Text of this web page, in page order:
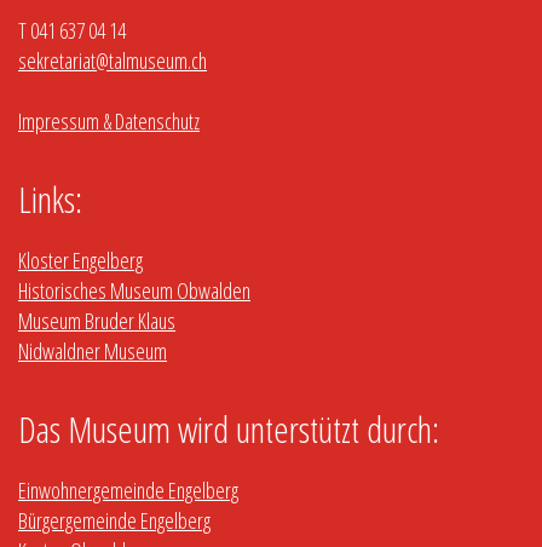
T 041 637 04 14
sekretariat@talmuseum.ch
Impressum & Datenschutz
Links:
Kloster Engelberg
Historisches Museum Obwalden
Museum Bruder Klaus
Nidwaldner Museum
Das Museum wird unterstützt durch:
Einwohnergemeinde Engelberg
Bürgergemeinde Engelberg